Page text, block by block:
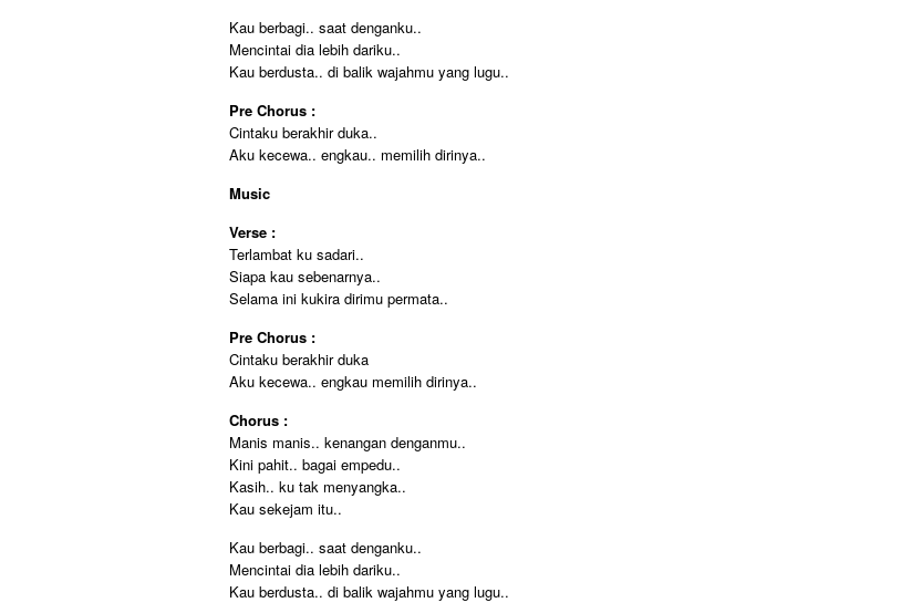
Kau berbagi.. saat denganku..
Mencintai dia lebih dariku..
Kau berdusta.. di balik wajahmu yang lugu..
Pre Chorus :
Cintaku berakhir duka..
Aku kecewa.. engkau.. memilih dirinya..
Music
Verse :
Terlambat ku sadari..
Siapa kau sebenarnya..
Selama ini kukira dirimu permata..
Pre Chorus :
Cintaku berakhir duka
Aku kecewa.. engkau memilih dirinya..
Chorus :
Manis manis.. kenangan denganmu..
Kini pahit.. bagai empedu..
Kasih.. ku tak menyangka..
Kau sekejam itu..
Kau berbagi.. saat denganku..
Mencintai dia lebih dariku..
Kau berdusta.. di balik wajahmu yang lugu..